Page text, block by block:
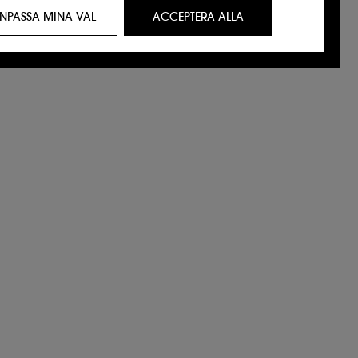
webbhistorik och din interaktionshistorik.
ACCEPTERA ALLA
MINA VAL